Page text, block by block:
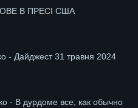
В ПРЕСІ США
- Дайджест 31 травня 2024
- В дурдоме все, как обычно